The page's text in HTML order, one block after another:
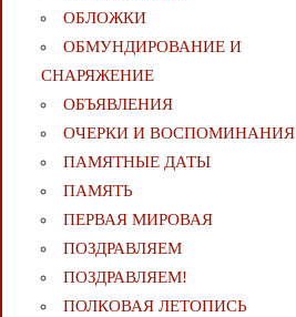
ОБЛОЖКИ
ОБМУНДИРОВАНИЕ И
СНАРЯЖЕНИЕ
ОБЪЯВЛЕНИЯ
ОЧЕРКИ И ВОСПОМИНАНИЯ
ПАМЯТНЫЕ ДАТЫ
ПАМЯТЬ
ПЕРВАЯ МИРОВАЯ
ПОЗДРАВЛЯЕМ
ПОЗДРАВЛЯЕМ!
ПОЛКОВАЯ ЛЕТОПИСЬ